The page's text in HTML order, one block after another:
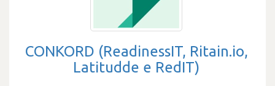
CONKORD (ReadinessIT, Ritain.io,
Latitudde e RedIT)